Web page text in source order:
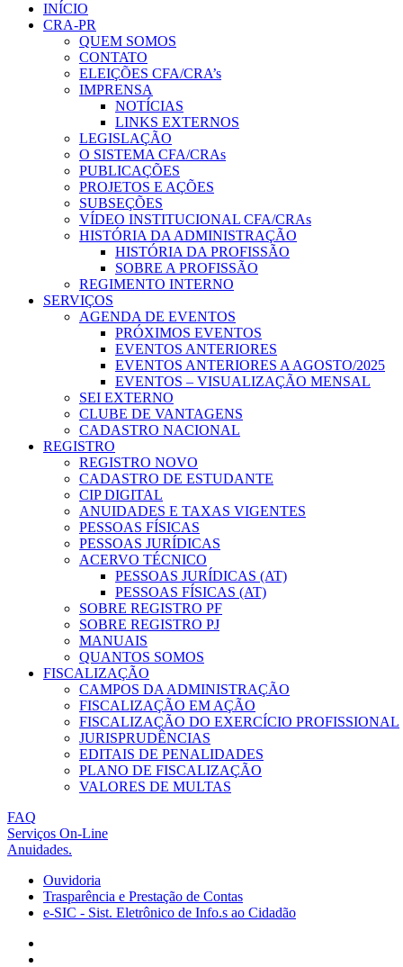
INÍCIO
CRA-PR
QUEM SOMOS
CONTATO
ELEIÇÕES CFA/CRA’s
IMPRENSA
NOTÍCIAS
LINKS EXTERNOS
LEGISLAÇÃO
O SISTEMA CFA/CRAs
PUBLICAÇÕES
PROJETOS E AÇÕES
SUBSEÇÕES
VÍDEO INSTITUCIONAL CFA/CRAs
HISTÓRIA DA ADMINISTRAÇÃO
HISTÓRIA DA PROFISSÃO
SOBRE A PROFISSÃO
REGIMENTO INTERNO
SERVIÇOS
AGENDA DE EVENTOS
PRÓXIMOS EVENTOS
EVENTOS ANTERIORES
EVENTOS ANTERIORES A AGOSTO/2025
EVENTOS – VISUALIZAÇÃO MENSAL
SEI EXTERNO
CLUBE DE VANTAGENS
CADASTRO NACIONAL
REGISTRO
REGISTRO NOVO
CADASTRO DE ESTUDANTE
CIP DIGITAL
ANUIDADES E TAXAS VIGENTES
PESSOAS FÍSICAS
PESSOAS JURÍDICAS
ACERVO TÉCNICO
PESSOAS JURÍDICAS (AT)
PESSOAS FÍSICAS (AT)
SOBRE REGISTRO PF
SOBRE REGISTRO PJ
MANUAIS
QUANTOS SOMOS
FISCALIZAÇÃO
CAMPOS DA ADMINISTRAÇÃO
FISCALIZAÇÃO EM AÇÃO
FISCALIZAÇÃO DO EXERCÍCIO PROFISSIONAL
JURISPRUDÊNCIAS
EDITAIS DE PENALIDADES
PLANO DE FISCALIZAÇÃO
VALORES DE MULTAS
FAQ
Serviços On-Line
Anuidades.
Ouvidoria
Trasparência e Prestação de Contas
e-SIC - Sist. Eletrônico de Info.s ao Cidadão